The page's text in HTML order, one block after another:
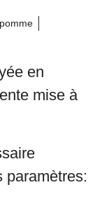
en
mise à
paramètres: